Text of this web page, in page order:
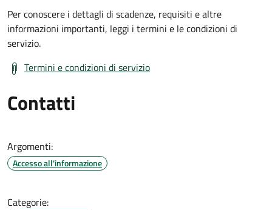
Per conoscere i dettagli di scadenze, requisiti e altre
informazioni importanti, leggi i termini e le condizioni di
servizio.
Termini e condizioni di servizio
Contatti
Argomenti:
Accesso all'informazione
Categorie: